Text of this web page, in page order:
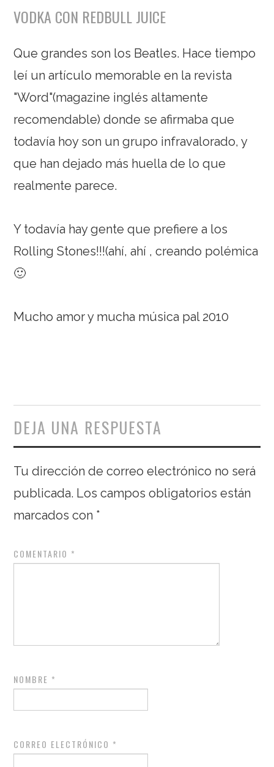
VODKA CON REDBULL JUICE
Que grandes son los Beatles. Hace tiempo
leí un artículo memorable en la revista
"Word"(magazine inglés altamente
recomendable) donde se afirmaba que
todavía hoy son un grupo infravalorado, y
que han dejado más huella de lo que
realmente parece.
Y todavía hay gente que prefiere a los
Rolling Stones!!!(ahí, ahí , creando polémica
🙂
Mucho amor y mucha música pal 2010
DEJA UNA RESPUESTA
Tu dirección de correo electrónico no será
publicada. Los campos obligatorios están
marcados con *
COMENTARIO *
NOMBRE *
CORREO ELECTRÓNICO *